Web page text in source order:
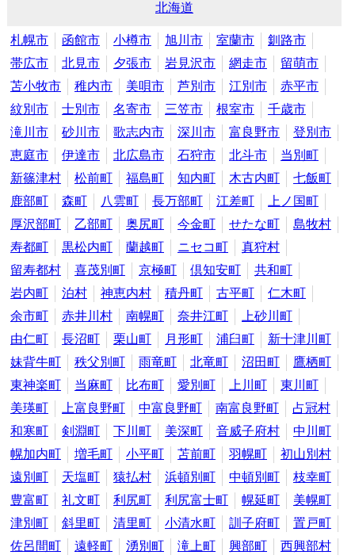
北海道
札幌市 函館市 小樽市 旭川市 室蘭市
釧路市
帯広市
北見市 夕張市 岩見沢市 網走市
留萌市
苫小牧市
稚内市 美唄市 芦別市 江別市
赤平市
紋別市
士別市 名寄市 三笠市 根室市
千歳市
滝川市
砂川市 歌志内市 深川市 富良野市
登別市
恵庭市
伊達市 北広島市 石狩市 北斗市
当別町
新篠津村
松前町 福島町 知内町 木古内町
七飯町
鹿部町
森町 八雲町 長万部町 江差町
上ノ国町
厚沢部町
乙部町 奥尻町 今金町 せたな町
島牧村
寿都町
黒松内町 蘭越町 ニセコ町
真狩村
留寿都村
喜茂別町 京極町 倶知安町
共和町
岩内町
泊村 神恵内村 積丹町 古平町
仁木町
余市町
赤井川村 南幌町 奈井江町
上砂川町
由仁町
長沼町 栗山町 月形町 浦臼町
新十津川町
妹背牛町
秩父別町 雨竜町 北竜町 沼田町
鷹栖町
東神楽町
当麻町 比布町 愛別町 上川町
東川町
美瑛町
上富良野町 中富良野町 南富良野町
占冠村
和寒町
剣淵町 下川町 美深町 音威子府村
中川町
幌加内町
増毛町 小平町 苫前町 羽幌町
初山別村
遠別町
天塩町 猿払村 浜頓別町 中頓別町
枝幸町
豊富町
礼文町 利尻町 利尻富士町 幌延町
美幌町
津別町
斜里町 清里町 小清水町 訓子府町
置戸町
佐呂間町
遠軽町 湧別町 滝上町 興部町
西興部村